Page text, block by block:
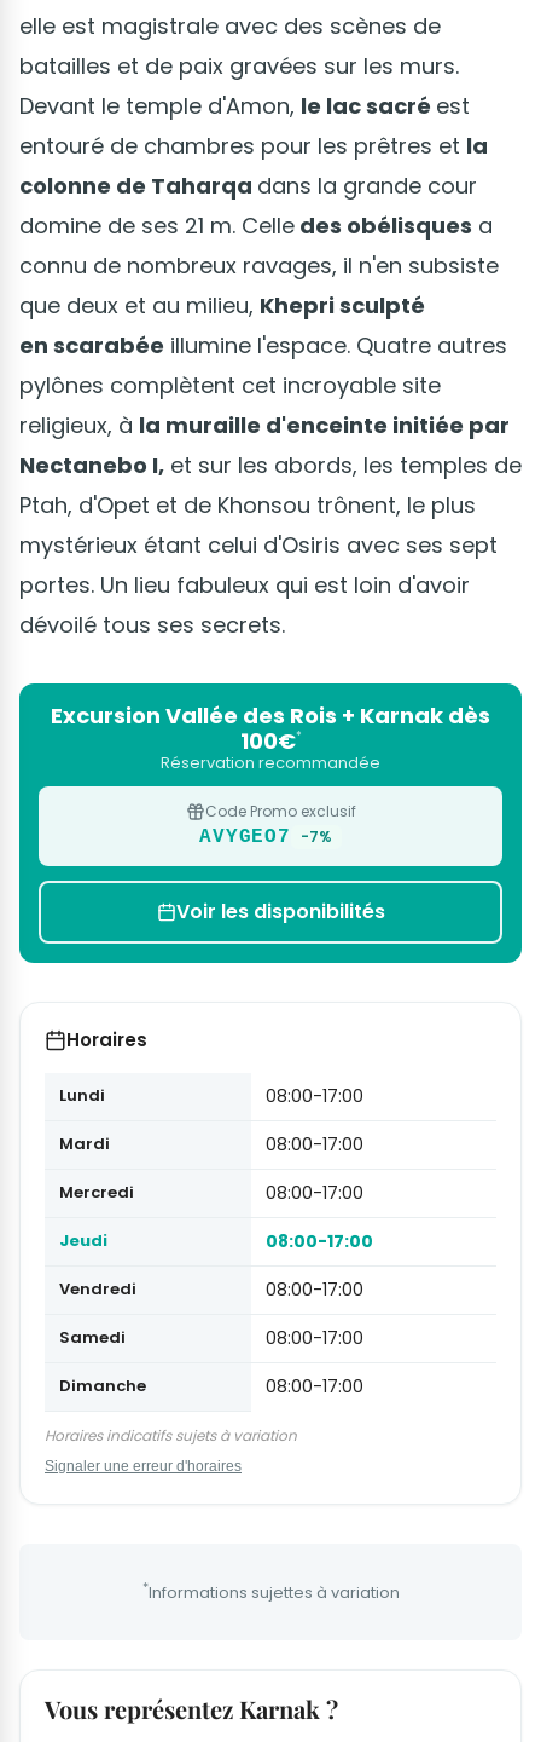
elle est magistrale avec des scènes de
batailles et de paix gravées sur les murs.
Devant le temple d'Amon, le lac sacré est
entouré de chambres pour les prêtres et la
colonne de Taharqa dans la grande cour
domine de ses 21 m. Celle des obélisques a
connu de nombreux ravages, il n'en subsiste
que deux et au milieu, Khepri sculpté
en scarabée illumine l'espace. Quatre autres
pylônes complètent cet incroyable site
religieux, à la muraille d'enceinte initiée par
Nectanebo I, et sur les abords, les temples de
Ptah, d'Opet et de Khonsou trônent, le plus
mystérieux étant celui d'Osiris avec ses sept
portes. Un lieu fabuleux qui est loin d'avoir
dévoilé tous ses secrets.
Excursion Vallée des Rois + Karnak dès
100€*
Réservation recommandée
Code Promo exclusif
AVYGEO7 -7%
Voir les disponibilités
Horaires
Lundi 08:00-17:00
Mardi 08:00-17:00
Mercredi 08:00-17:00
Jeudi 08:00-17:00
Vendredi 08:00-17:00
Samedi 08:00-17:00
Dimanche 08:00-17:00
Horaires indicatifs sujets à variation
Signaler une erreur d'horaires
*Informations sujettes à variation
Vous représentez Karnak ?